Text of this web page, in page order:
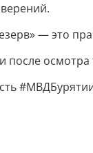
— это
после осмотра